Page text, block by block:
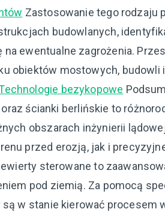
Zastosowanie tego rodzaju
budowlanych,
ewentualne zagrożenia.
obiektów mostowych, budowli
bezykopowe
oraz ścianki berlińskie to
obszarach inżynierii
przed erozją, jak i
sterowane to
pod ziemią. Za pomocą
w stanie kierować procesem